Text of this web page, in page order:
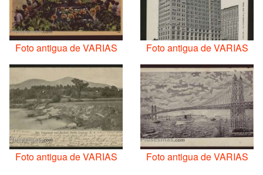
Foto antigua de VARIAS Foto antigua de VARIAS
Foto antigua de VARIAS Foto antigua de VARIAS